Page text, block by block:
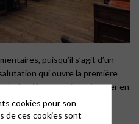
puisqu’il s’agit d’un
qui ouvre la première
On pourrait la résumer en
de Corinthe, salut !
à peu près toute
cookies pour son
de ces cookies sont